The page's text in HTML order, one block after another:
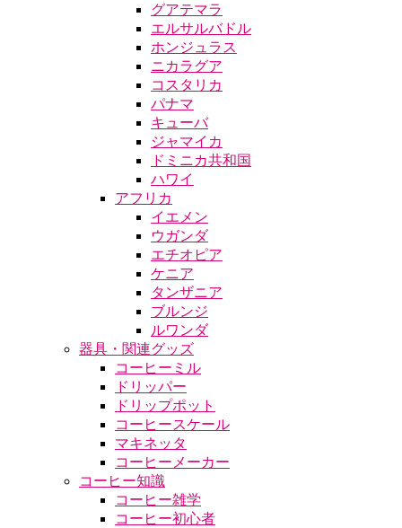
グアテマラ
エルサルバドル
ホンジュラス
ニカラグア
コスタリカ
パナマ
キューバ
ジャマイカ
ドミニカ共和国
ハワイ
アフリカ
イエメン
ウガンダ
エチオピア
ケニア
タンザニア
ブルンジ
ルワンダ
器具・関連グッズ
コーヒーミル
ドリッパー
ドリップポット
コーヒースケール
マキネッタ
コーヒーメーカー
コーヒー知識
コーヒー雑学
コーヒー初心者